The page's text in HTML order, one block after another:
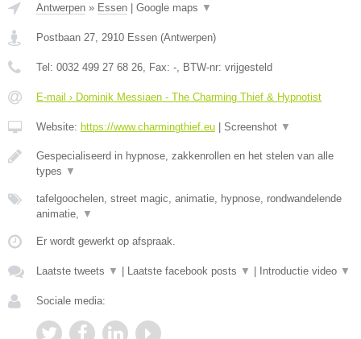
Antwerpen » Essen Google maps ▼
Postbaan 27, 2910 Essen (Antwerpen)
Tel: 0032 499 27 68 26, Fax: -, BTW-nr: vrijgesteld
E-mail › Dominik Messiaen - The Charming Thief & Hypnotist
Website: https://www.charmingthief.eu Screenshot ▼
Gespecialiseerd in hypnose, zakkenrollen en het stelen van alle
types ▼
tafelgoochelen, street magic, animatie, hypnose, rondwandelende
animatie, ▼
Er wordt gewerkt op afspraak.
Laatste tweets ▼ Laatste facebook posts ▼ Introductie video ▼
Sociale media: